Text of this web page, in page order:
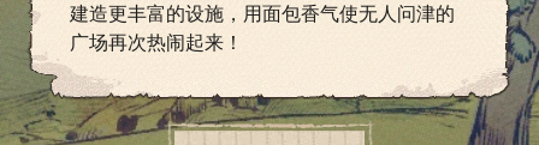
建造更丰富的设施，用面包香气使无人问津的
广场再次热闹起来！